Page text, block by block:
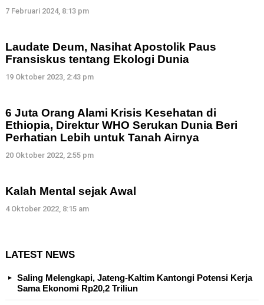
7 Februari 2024, 8:13 pm
Laudate Deum, Nasihat Apostolik Paus
Fransiskus tentang Ekologi Dunia
19 Oktober 2023, 2:43 pm
6 Juta Orang Alami Krisis Kesehatan di
Ethiopia, Direktur WHO Serukan Dunia Beri
Perhatian Lebih untuk Tanah Airnya
20 Oktober 2022, 2:55 pm
Kalah Mental sejak Awal
4 Oktober 2022, 8:15 am
LATEST NEWS
Saling Melengkapi, Jateng-Kaltim Kantongi Potensi Kerja
Sama Ekonomi Rp20,2 Triliun